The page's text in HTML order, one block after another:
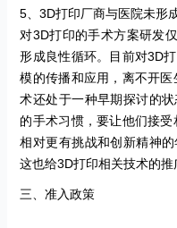
5 、3D打印厂商与医院未形
对3D打印的手术方案研发
形成良性循环。目前对3D
模的传播和应用，离不开
术还处于一种早期探讨的
的手术习惯，要让他们接受
相对更有挑战和创新精神
这也给3D打印相关技术的推
三、准入政策